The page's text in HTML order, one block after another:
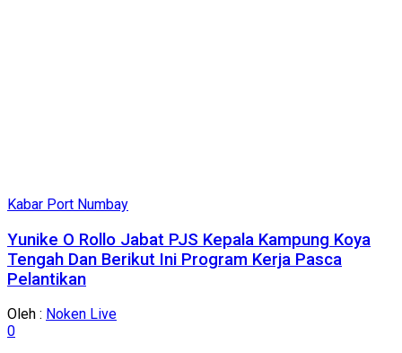
Kabar Port Numbay
Yunike O Rollo Jabat PJS Kepala Kampung Koya
Tengah Dan Berikut Ini Program Kerja Pasca
Pelantikan
Oleh : Noken Live
0